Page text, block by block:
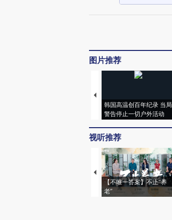
图片推荐
韩国高温创百年纪录 当局
警告停止一切户外活动
视听推荐
【不唯一答案】不止“养
老”